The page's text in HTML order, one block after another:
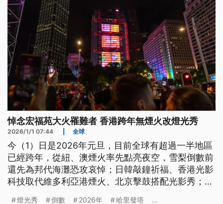
悼念宏福苑大火罹難者 香港跨年無煙火改燈光秀
2026/1/1 07:44 全球
今（1）日是2026年元旦，目前全球有超過一半地區
已經跨年，從紐、澳煙火率先點亮夜空，雪梨倒數前
還先為邦代海灘恐攻哀悼；日韓敲鐘祈福、香港光影
科技取代維多利亞港煙火、北京擊鼓搭配光影秀；就
燈光秀 倒數 2026年 哈里發塔 ...